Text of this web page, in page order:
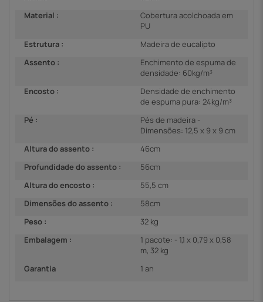
Material :
Cobertura acolchoada em
PU
Estrutura :
Madeira de eucalipto
Assento :
Enchimento de espuma de
densidade: 60kg/m³
Encosto :
Densidade de enchimento
de espuma pura: 24kg/m³
Pé :
Pés de madeira -
Dimensões: 12,5 x 9 x 9 cm
Altura do assento :
46cm
Profundidade do assento :
56cm
Altura do encosto :
55,5 cm
Dimensões do assento :
58cm
Peso :
32 kg
Embalagem :
1 pacote: - 1,1 x 0,79 x 0,58
m, 32 kg
Garantia
1 an